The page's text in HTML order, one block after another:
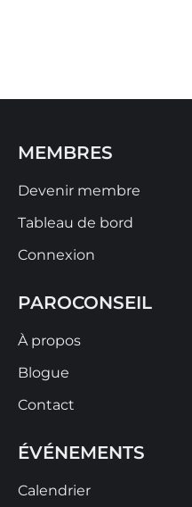
MEMBRES
Devenir membre
Tableau de bord
Connexion
PAROCONSEIL
À propos
Blogue
Contact
ÉVÉNEMENTS
Calendrier